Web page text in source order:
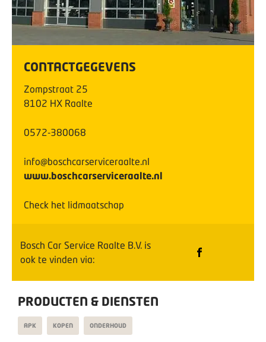
CONTACTGEGEVENS
Zompstraat 25
8102 HX Raalte
0572-380068
info@boschcarserviceraalte.nl
www.boschcarserviceraalte.nl
Check het lidmaatschap
Bosch Car Service Raalte B.V. is
ook te vinden via:
PRODUCTEN & DIENSTEN
APK KOPEN ONDERHOUD